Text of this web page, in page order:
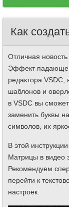
Как
Отличная
Эффект
редактора VSDC,
шаблонов и
в VSDC вы
заменить буквы
символов, их
В этой
Матрицы в видео
Рекомендуем
перейти к
настроек.